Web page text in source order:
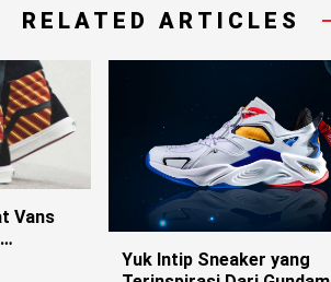
RELATED ARTICLES
Vans
Yuk Intip Sneaker yang